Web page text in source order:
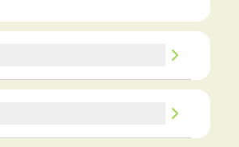
vídeo superior e recursos